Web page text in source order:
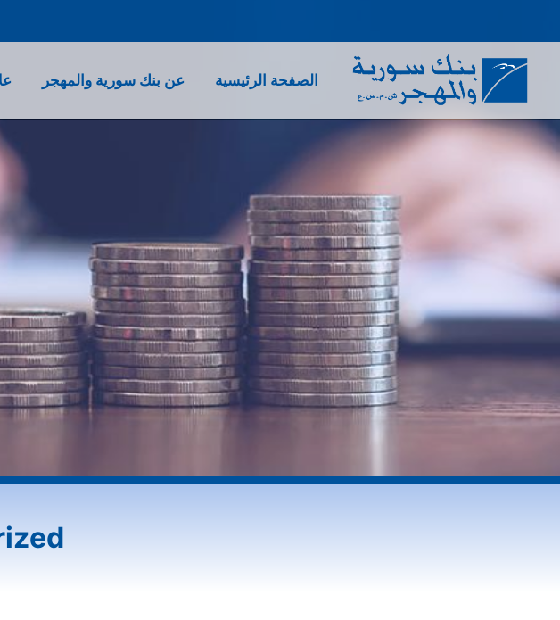
الصفحة الرئيسية عن بنك سورية والمهجر